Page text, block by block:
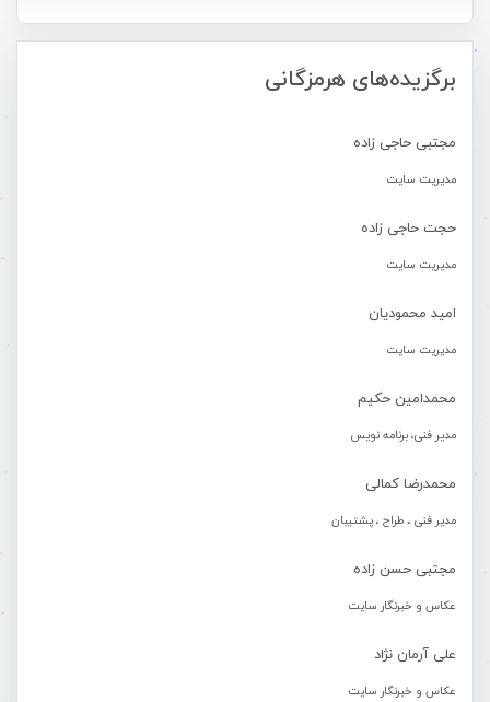
برگزیده‌های هرمزگانی
مجتبی حاجی زاده
مدیریت سایت
حجت حاجی زاده
مدیریت سایت
امید محمودیان
مدیریت سایت
محمدامین حکیم
مدیر فنی، برنامه نویس
محمدرضا کمالی
مدیر فنی ، طراح ، پشتیبان
مجتبی حسن زاده
عکاس و خبرنگار سایت
علی آرمان نژاد
عکاس و خبرنگار سایت